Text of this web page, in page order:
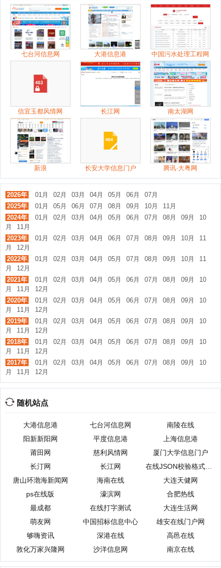
七台河信息网 大港信息港 中国污水处理工程网
信宜玉都风情网 长江网 南太湖网
新浪 长安大学信息门户 腾讯·大粤网
2026年 01月 02月 03月 04月 05月 06月
07月
2025年
01月 05月 06月 07月 08月 09月 10月
11月
2024年
01月 02月 03月 04月 05月 06月 07月 08月 09月
10
月
11月
2023年
01月 02月 03月 04月 06月 07月 08月 09月 10月
11
月
12月
2022年
01月 02月 03月 04月 05月 07月 08月 09月 10月
11
月
12月
2021年
01月 02月 03月 04月 05月 06月 07月 08月 09月
10
月
11月
12月
2020年
01月 02月 03月 04月 05月 06月 07月 08月 09月
10
月
11月
12月
2019年
01月 02月 03月 04月 05月 06月 07月 08月 09月
10
月
11月
12月
2018年
01月 02月 03月 04月 05月 06月 07月 08月 09月
10
月
11月
12月
2017年
01月 02月 03月 04月 05月 06月 07月 08月 09月
10
月
11月 12月
随机站点
大港信息港 七台河信息网
南陵在线
阳新新阳网
平度信息港
上海信息港
莆田网
慈利风情网
厦门大学信息门户
长汀网
长江网
在线JSON校验格式化工具（Be JSON）
唐山环渤海新闻网
海南在线
大连天健网
ps在线版
濠滨网
合肥热线
最成都
在线打字测试
大连生活网
萌友网
中国招标信息中心
雄安在线门户网
够嗨资讯
深港在线
高邑在线
敦化万家兴隆网
沙洋信息网 南京在线